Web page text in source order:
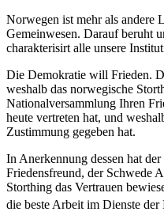
Norwegen ist mehr als andere
Gemeinwesen. Darauf beruht
charakterisirt alle unsere
Die Demokratie will Frieden.
weshalb das norwegische
Nationalversammlung Ihren
heute vertreten hat, und
Zustimmung gegeben hat.
In Anerkennung dessen hat
Friedensfreund, der Schwede
Storthing das Vertrauen
die beste Arbeit im Dienste